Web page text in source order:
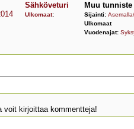
Sähköveturi
Ulkomaat:
Muu tunniste
Sijainti:
Ulkomaat
Vuodenajat:
voit kirjoittaa kommentteja!